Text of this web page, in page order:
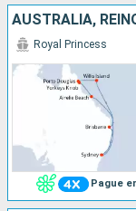
AUSTRALIA,
Pague
Royal Princess